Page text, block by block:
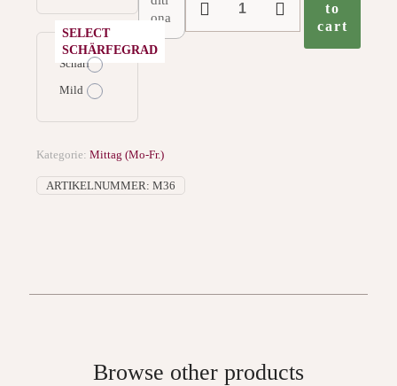
SELECT
SCHÄRFEGRAD
Scharf
Mild
to
cart
Kategorie: Mittag (Mo-Fr.)
ARTIKELNUMMER: M36
Browse other products